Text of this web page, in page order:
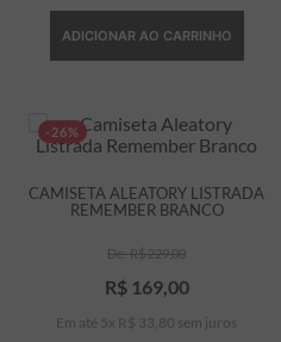
ADICIONAR AO CARRINHO
-26%
CAMISETA ALEATORY LISTRADA
REMEMBER BRANCO
R$229,00
R$ 169,00
Em até 5 x R$ 33 80 sem juros